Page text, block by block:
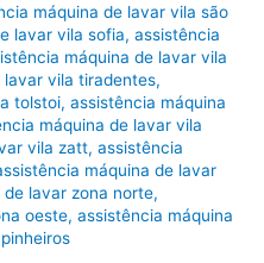
máquina de lavar vila são
lavar vila sofia,assistência
máquina de lavar vila
lavar vila tiradentes,
tolstoi,assistência máquina
máquina de lavar vila
vila zatt,assistência
máquina de lavar
lavar zona norte,
oeste,assistência máquina